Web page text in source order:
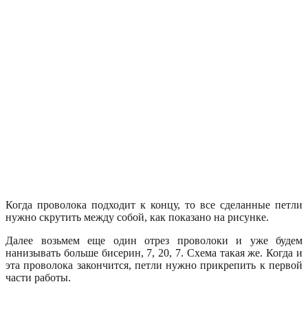
Когда проволока подходит к концу, то все сделанные петли
нужно скрутить между собой, как показано на рисунке.
Далее возьмем еще один отрез проволоки и уже будем
нанизывать больше бисерин, 7, 20, 7. Схема такая же. Когда и
эта проволока закончится, петли нужно прикрепить к первой
части работы.